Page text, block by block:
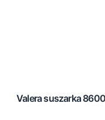
Valera suszarka